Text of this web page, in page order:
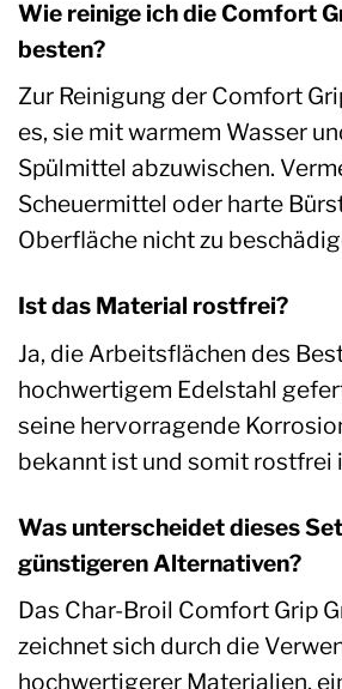
Wie reinige ich die Comfort
besten?
Zur Reinigung der Comfort
es, sie mit warmem Wasser
Spülmittel abzuwischen.
Scheuermittel oder harte
Oberfläche nicht zu
Ist das Material rostfrei?
Ja, die Arbeitsflächen des
hochwertigem Edelstahl
seine hervorragende
bekannt ist und somit rostfrei
Was unterscheidet dieses
günstigeren Alternativen?
Das Char-Broil Comfort Grip
zeichnet sich durch die
hochwertigerer Materialien,